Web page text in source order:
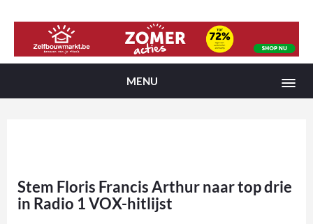
MENU
Stem Floris Francis Arthur naar top drie
in Radio 1 VOX-hitlijst